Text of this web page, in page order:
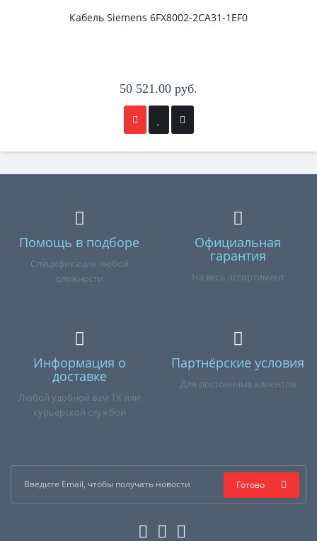
Кабель Siemens 6FX8002-2CA31-1EF0
50 521.00 руб.
Помощь в подборе
Спецификации любой
сложности
Официальная
гарантия
На весь ассортимент
Информация о
доставке
Любой удобной вам ТК или
курьерской службой
Партнёрские условия
Для постоянных клиентов
Готово